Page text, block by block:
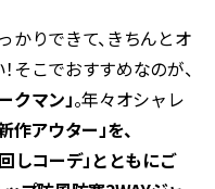
かりできて、きちんとオ
そこでおすすめなのが、
クマン」。年々オシャレ
作アウター」を、
しコーデ」とともにご